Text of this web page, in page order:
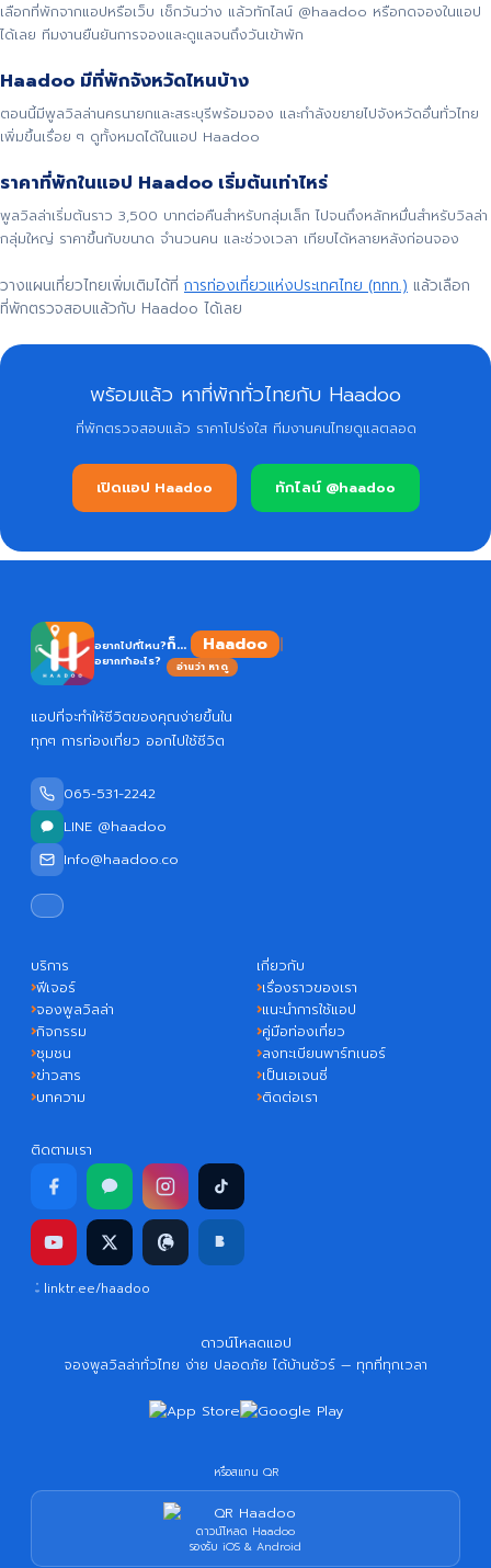
เลือกที่พักจากแอปหรือเว็บ เช็กวันว่าง แล้วทักไลน์ @haadoo หรือกดจองในแอป
ได้เลย ทีมงานยืนยันการจองและดูแลจนถึงวันเข้าพัก
Haadoo มีที่พักจังหวัดไหนบ้าง
ตอนนี้มีพูลวิลล่านครนายกและสระบุรีพร้อมจอง และกำลังขยายไปจังหวัดอื่นทั่วไทย
เพิ่มขึ้นเรื่อย ๆ ดูทั้งหมดได้ในแอป Haadoo
ราคาที่พักในแอป Haadoo เริ่มต้นเท่าไหร่
พูลวิลล่าเริ่มต้นราว 3,500 บาทต่อคืนสำหรับกลุ่มเล็ก ไปจนถึงหลักหมื่นสำหรับวิลล่า
กลุ่มใหญ่ ราคาขึ้นกับขนาด จำนวนคน และช่วงเวลา เทียบได้หลายหลังก่อนจอง
วางแผนเที่ยวไทยเพิ่มเติมได้ที่ การท่องเที่ยวแห่งประเทศไทย (ททท.) แล้วเลือก
ที่พักตรวจสอบแล้วกับ Haadoo ได้เลย
พร้อมแล้ว หาที่พักทั่วไทยกับ Haadoo
ที่พักตรวจสอบแล้ว ราคาโปร่งใส ทีมงานคนไทยดูแลตลอด
เปิดแอป Haadoo ทักไลน์ @haadoo
อยากไปที่ไหน?
อยากทำอะไร?
ก็... Haadoo
อ่านว่า หาดู
แอปที่จะทำให้ชีวิตของคุณง่ายขึ้นใน
ทุกๆ การท่องเที่ยว ออกไปใช้ชีวิต
065-531-2242
LINE @haadoo
Info@haadoo.co
บริการ
ฟีเจอร์
จองพูลวิลล่า
กิจกรรม
ชุมชน
ข่าวสาร
บทความ
เกี่ยวกับ
เรื่องราวของเรา
แนะนำการใช้แอป
คู่มือท่องเที่ยว
ลงทะเบียนพาร์ทเนอร์
เป็นเอเจนซี่
ติดต่อเรา
ติดตามเรา
linktr.ee/haadoo
ดาวน์โหลดแอป
จองพูลวิลล่าทั่วไทย ง่าย ปลอดภัย ได้บ้านชัวร์ — ทุกที่ทุกเวลา
หรือสแกน QR
ดาวน์โหลด Haadoo
รองรับ iOS & Android